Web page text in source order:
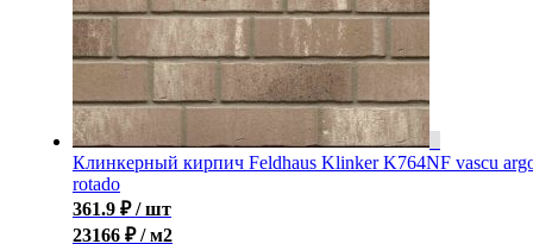
Клинкерный кирпич Feldhaus Klinker K764NF vascu
rotado
361.9 ₽ / шт
23166 ₽ / м2